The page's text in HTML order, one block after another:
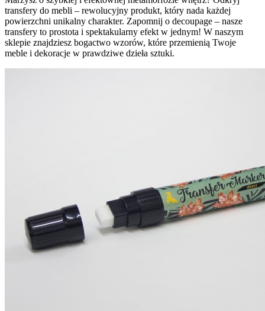
transfery do mebli – rewolucyjny produkt, który nada każdej
powierzchni unikalny charakter. Zapomnij o decoupage – nasze
transfery to prostota i spektakularny efekt w jednym! W naszym
sklepie znajdziesz bogactwo wzorów, które przemienią Twoje
meble i dekoracje w prawdziwe dzieła sztuki.